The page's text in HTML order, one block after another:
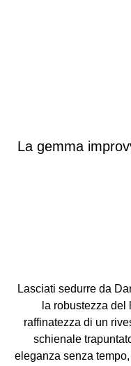
La gemma
Lasciati sedurre da
la robustezza
raffinatezza di un
schienale
eleganza senza